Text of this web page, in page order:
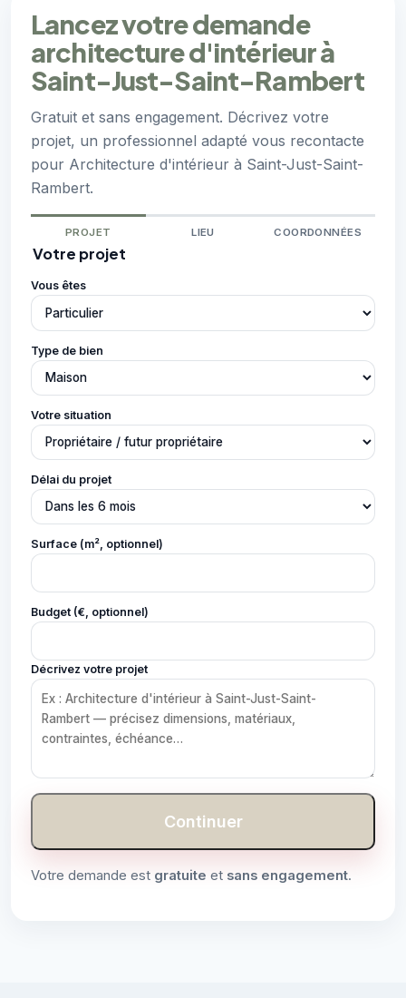
Lancez votre demande
architecture d'intérieur à
Saint-Just-Saint-Rambert
Gratuit et sans engagement. Décrivez votre
projet, un professionnel adapté vous recontacte
pour Architecture d'intérieur à Saint-Just-Saint-
Rambert.
PROJET LIEU COORDONNÉES
Votre projet
Vous êtes
Type de bien
Votre situation
Délai du projet
Surface (m², optionnel)
Budget (€, optionnel)
Décrivez votre projet
Continuer
Votre demande est gratuite et sans engagement.